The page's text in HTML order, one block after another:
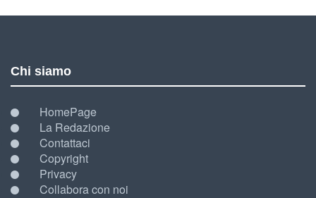
Chi siamo
HomePage
La Redazione
Contattaci
Copyright
Privacy
Collabora con noi